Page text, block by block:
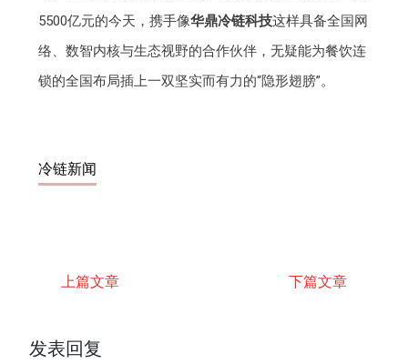
5500亿元的今天，携手像华鼎冷链科技这样具备全国网
络、数智内核与生态视野的合作伙伴，无疑能为餐饮连
锁的全国布局插上一双坚实而有力的“隐形翅膀”。
冷链新闻
上篇文章 下篇文章
发表回复